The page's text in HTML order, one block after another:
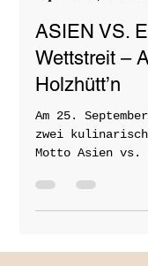
HOLZHÜTT´N
4. Apr. 2025
ASIEN VS.
Wettstreit –
Holzhütt’n
Am 25.
Motto Asien vs.